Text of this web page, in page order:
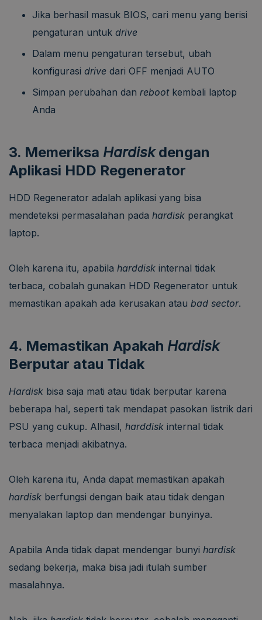
Jika berhasil masuk BIOS, cari menu yang berisi
pengaturan untuk drive
Dalam menu pengaturan tersebut, ubah
konfigurasi drive dari OFF menjadi AUTO
Simpan perubahan dan rebootkembali laptop
Anda
3. Memeriksa Hardiskdengan
Aplikasi HDD Regenerator
HDD Regenerator adalah aplikasi yang bisa
mendeteksi permasalahan pada hardisk perangkat
laptop.
Oleh karena itu, apabila harddisk internal tidak
terbaca, cobalah gunakan HDD Regenerator untuk
memastikan apakah ada kerusakan atau bad sector.
4. Memastikan Apakah Hardisk
Berputar atau Tidak
Hardisk bisa saja mati atau tidak berputar karena
beberapa hal, seperti tak mendapat pasokan listrik dari
PSU yang cukup. Alhasil, harddisk internal tidak
terbaca menjadi akibatnya.
Oleh karena itu, Anda dapat memastikan apakah
hardisk berfungsi dengan baik atau tidak dengan
menyalakan laptop dan mendengar bunyinya.
Apabila Anda tidak dapat mendengar bunyi hardisk
sedang bekerja, maka bisa jadi itulah sumber
masalahnya.